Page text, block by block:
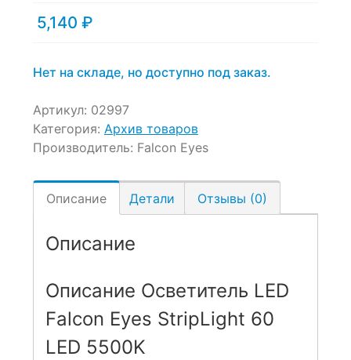
5,140 ₽
Нет на складе, но доступно под заказ.
Артикул: 02997
Категория: Архив товаров
Производитель: Falcon Eyes
Описание Детали Отзывы (0)
Описание
Описание Осветитель LED
Falcon Eyes StripLight 60
LED 5500K